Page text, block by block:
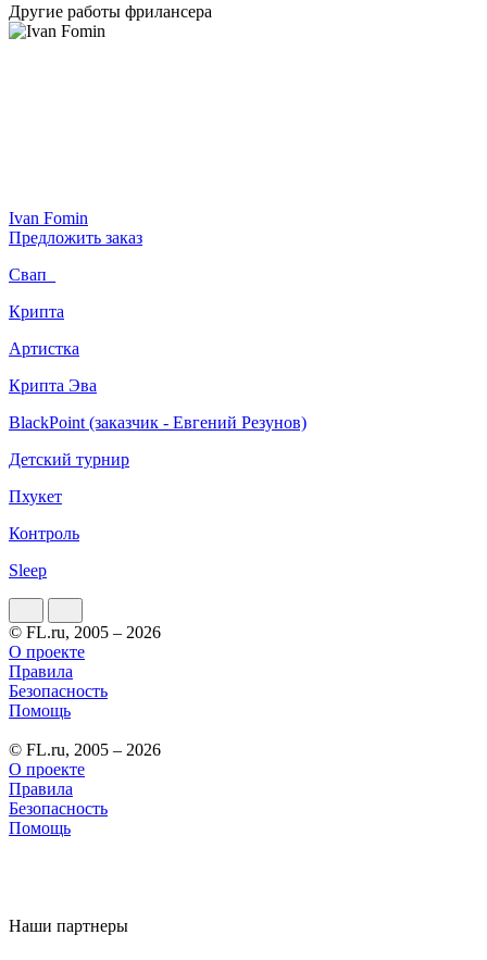
Другие работы фрилансера
Ivan Fomin
Предложить заказ
Свап_
Крипта
Артистка
Крипта Эва
BlackPoint (заказчик - Евгений Резунов)
Детский турнир
Пхукет
Контроль
Sleep
© FL.ru, 2005 – 2026
О проекте
Правила
Безопасность
Помощь
© FL.ru, 2005 – 2026
О проекте
Правила
Безопасность
Помощь
Наши партнеры